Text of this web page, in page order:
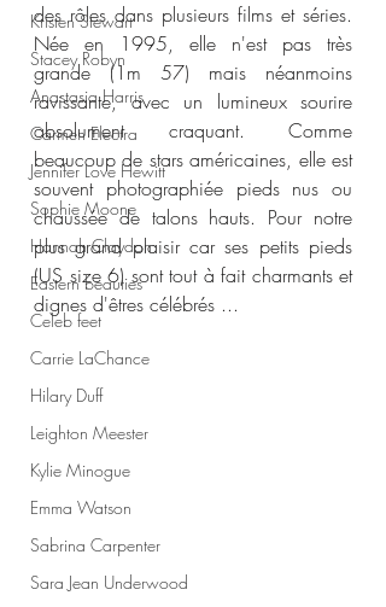
Kristen Stewart
Stacey Robyn
Anastasia Harris
Carmen Electra
Jennifer Love Hewitt
Sophie Moone
Hannah Claydon
Eastern beauties
Celeb feet
Carrie LaChance
Hilary Duff
Leighton Meester
Kylie Minogue
Emma Watson
Sabrina Carpenter
Sara Jean Underwood
des rôles dans plusieurs films et séries.
Née en 1995, elle n'est pas très
grande (1m 57) mais néanmoins
ravissante, avec un lumineux sourire
absolument craquant. Comme
beaucoup de stars américaines, elle est
souvent photographiée pieds nus ou
chaussée de talons hauts. Pour notre
plus grand plaisir car ses petits pieds
(US size 6) sont tout à fait charmants et
dignes d'êtres célébrés ...